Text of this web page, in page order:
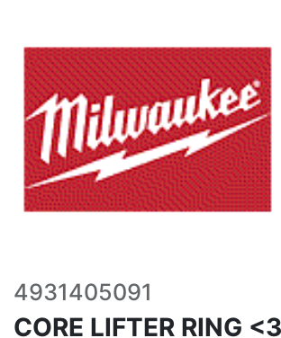
4931405091
CORE LIFTER RING